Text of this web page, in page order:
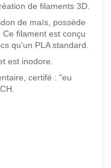
de filaments 3D.
de maïs, possède
filament est conçu
qu'un PLA standard.
est inodore.
certifé : "eu